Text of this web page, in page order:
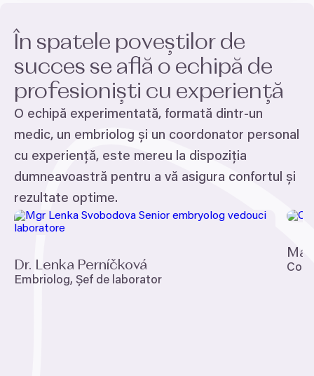
În spatele poveștilor de
succes se află o echipă de
profesioniști cu experiență
O echipă experimentată, formată dintr-un
medic, un embriolog și un coordonator personal
cu experiență, este mereu la dispoziția
dumneavoastră pentru a vă asigura confortul și
rezultate optime.
Dr. Lenka Perníčková
Embriolog, Șef de laborator